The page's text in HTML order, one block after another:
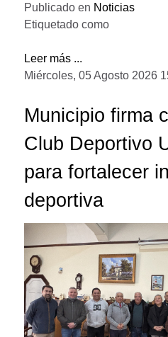
Publicado en Noticias
Etiquetado como
Leer más ...
Miércoles, 05 Agosto 2026
Municipio firma
Club Deportivo
para fortalecer
deportiva